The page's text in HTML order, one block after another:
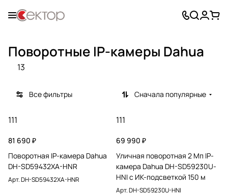
Поворотные IP-камеры Dahua
13
Все фильтры Сначала популярные
111
81 690 ₽
Поворотная IP-камера Dahua
DH-SD59432XA-HNR
Арт.DH-SD59432XA-HNR
111
69 990 ₽
Уличная поворотная 2 Мп IP-
камера Dahua DH-SD59230U-
HNI с ИК-подсветкой 150 м
Арт.DH-SD59230U-HNI